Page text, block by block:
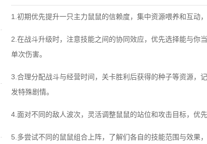
1.初期优先提升一只主力鼠鼠的信赖度，集中资源喂养和互动
2.在战斗升级时，注意技能之间的协同效应，优先选择能与你
单次伤害。
3.合理分配战斗与经营时间，关卡胜利后获得的种子等资源，
发特殊剧情。
4.面对不同的敌人波次，灵活调整鼠鼠的站位和攻击目标，优
5.多尝试不同的鼠鼠组合上阵，了解们各自的技能范围与效果